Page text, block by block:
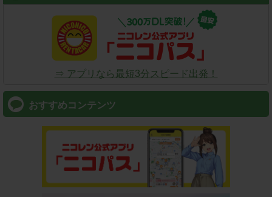
⇒ アプリなら最短3分スピード出発！
おすすめコンテンツ